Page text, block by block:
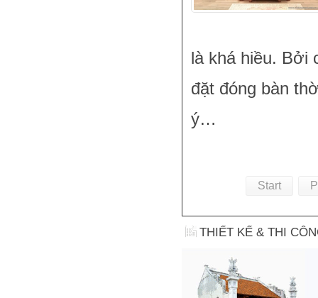
là khá hiều. Bởi
đặt đóng bàn
ý…
Start
THIẾT KẾ & THI